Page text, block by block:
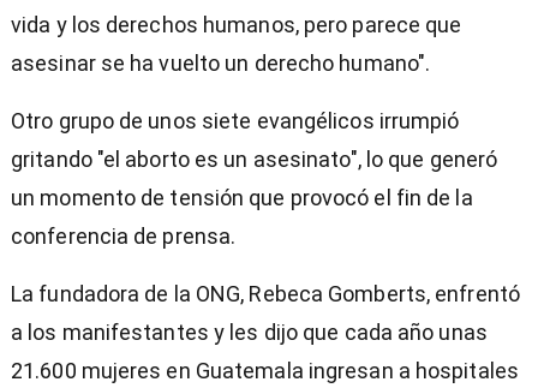
vida y los derechos humanos, pero parece que
asesinar se ha vuelto un derecho humano".
Otro grupo de unos siete evangélicos irrumpió
gritando "el aborto es un asesinato", lo que generó
un momento de tensión que provocó el fin de la
conferencia de prensa.
La fundadora de la ONG, Rebeca Gomberts, enfrentó
a los manifestantes y les dijo que cada año unas
21.600 mujeres en Guatemala ingresan a hospitales